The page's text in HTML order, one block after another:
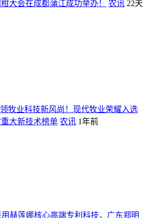
大会在成都蒲江成功举办！ 农讯 22天
牧业科技新风尚！现代牧业荣耀入选
大新技术榜单 农讯 1年前
用赫莲娜核心高端专利科技，广东郑明